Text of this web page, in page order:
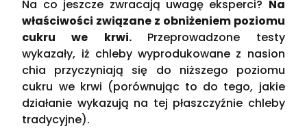
Na co jeszcze zwracają uwagę eksperci? Na
właściwości związane z obniżeniem poziomu
cukru we krwi. Przeprowadzone testy
wykazały, iż chleby wyprodukowane z nasion
chia przyczyniają się do niższego poziomu
cukru we krwi (porównując to do tego, jakie
działanie wykazują na tej płaszczyźnie chleby
tradycyjne).